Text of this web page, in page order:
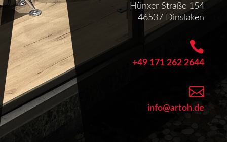
Hünxer Straße 154
46537 Dinslaken

+49 171 262 2644

info@artoh.de